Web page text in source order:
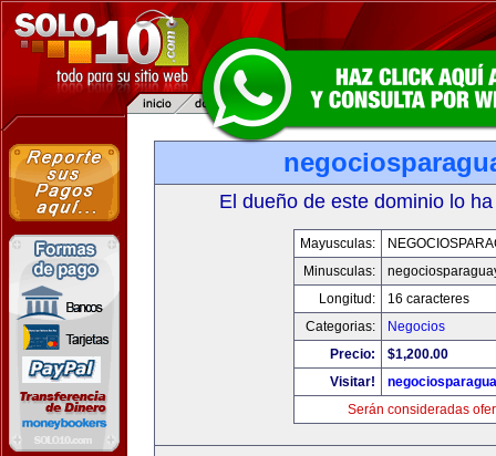
El dueño de este dominio lo
Mayusculas:
Minusculas:
Longitud:
16 caracteres
Categorias:
Negocios
Precio:
$1,200.00
Visitar!
Serán consideradas